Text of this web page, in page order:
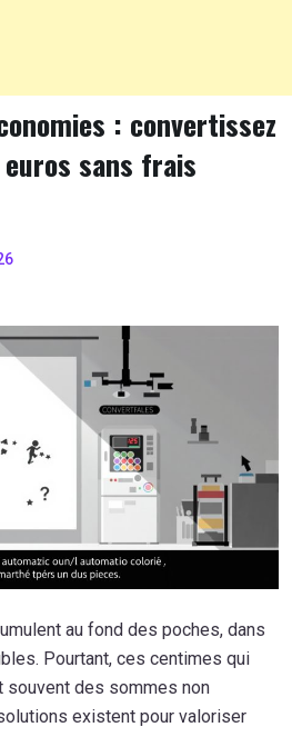
: convertissez
sans frais
au fond des poches, dans
Pourtant, ces centimes qui
souvent des sommes non
existent pour valoriser